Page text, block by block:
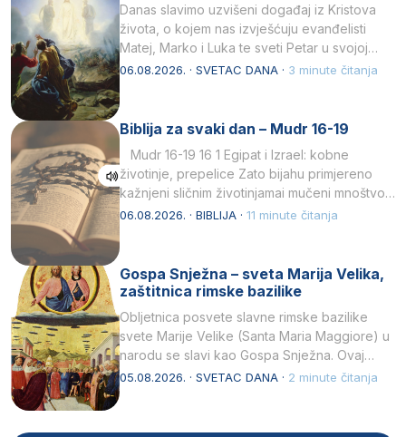
Danas slavimo uzvišeni događaj iz Kristova
života, o kojem nas izvješćuju evanđelisti
Matej, Marko i Luka te sveti Petar u svojoj
drugoj…
06.08.2026. · SVETAC DANA · 3 minute čitanja
Biblija za svaki dan – Mudr 16-19
Mudr 16-19 16 1 Egipat i Izrael: kobne
životinje, prepelice Zato bijahu primjereno
kažnjeni sličnim životinjamai mučeni mnoštvom
kukaca.2 A narod…
06.08.2026. · BIBLIJA · 11 minute čitanja
Gospa Snježna – sveta Marija Velika,
zaštitnica rimske bazilike
Obljetnica posvete slavne rimske bazilike
svete Marije Velike (Santa Maria Maggiore) u
narodu se slavi kao Gospa Snježna. Ovaj
naziv, Sancta Maria…
05.08.2026. · SVETAC DANA · 2 minute čitanja